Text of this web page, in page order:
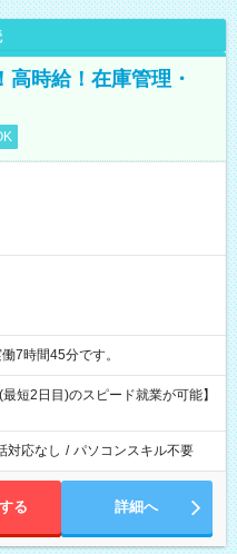
時給！在庫管理・
ち実働7時間45分です。
短2日目)のスピード就業が可能】
対応なし / パソコンスキル不要
る 詳細へ